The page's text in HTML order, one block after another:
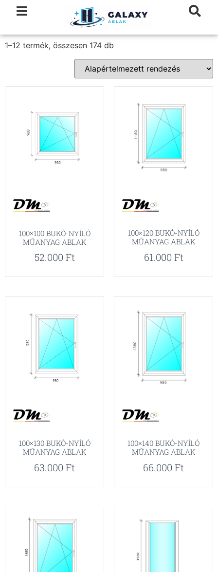
1–12 termék, összesen 174 db
100×100 BUKÓ-NYÍLÓ
MŰANYAG ABLAK
52.000 Ft
100×120 BUKÓ-NYÍLÓ
MŰANYAG ABLAK
61.000 Ft
100×130 BUKÓ-NYÍLÓ
MŰANYAG ABLAK
63.000 Ft
100×140 BUKÓ-NYÍLÓ
MŰANYAG ABLAK
66.000 Ft